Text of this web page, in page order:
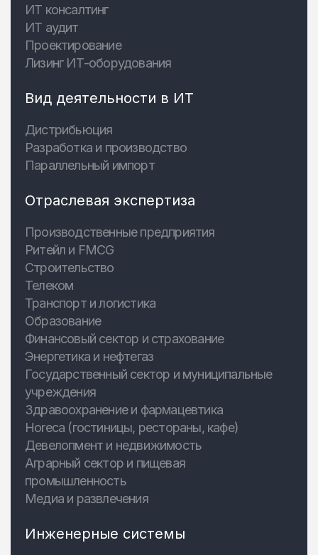
ИТ консалтинг
ИТ аудит
Проектирование
Лизинг ИТ-оборудования
Вид деятельности в ИТ
Дистрибьюция
Разработка и производство
Параллельный импорт
Отраслевая экспертиза
Производственные предприятия
Ритейл и FMCG
Строительство
Телеком
Транспорт и логистика
Образование
Финансовый сектор и страхование
Энергетика и нефтегаз
Государственный сектор и муниципальные
учреждения
Здравоохранение и фармацевтика
Horeca (гостиницы, рестораны, кафе)
Девелопмент и недвижимость
Аграрный сектор и пищевая
промышленность
Медиа и развлечения
Инженерные системы